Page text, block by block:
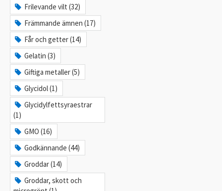
Frilevande vilt (32)
Främmande ämnen (17)
Får och getter (14)
Gelatin (3)
Giftiga metaller (5)
Glycidol (1)
Glycidylfettsyraestrar
(1)
GMO (16)
Godkännande (44)
Groddar (14)
Groddar, skott och